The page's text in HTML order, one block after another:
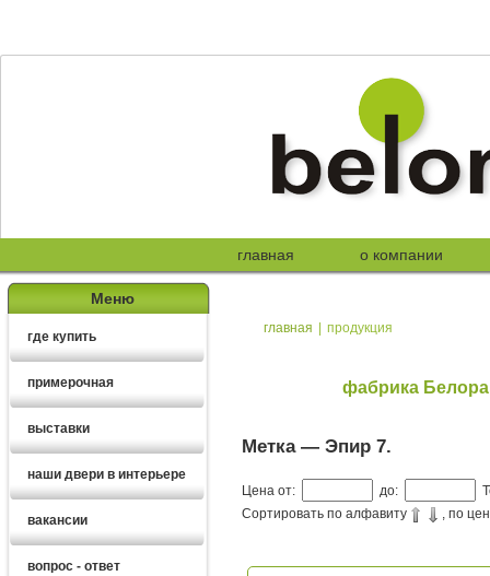
главная о компании
Меню
где купить
примерочная
выставки
наши двери в интерьере
вакансии
вопрос - ответ
главная | продукция
фабрика
Метка — Эпир 7.
Цена от: до:
Сортировать по алфавиту
, по